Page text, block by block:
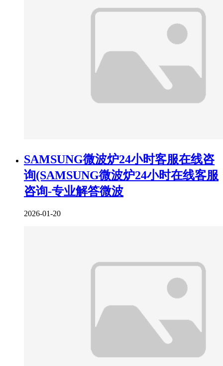
SAMSUNG微波炉24小时客服在线咨
询(SAMSUNG微波炉24小时在线客服
咨询-专业解答微波
2026-01-20